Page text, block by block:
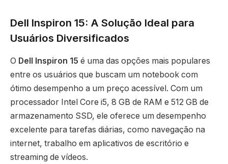
Dell Inspiron 15: A Solução Ideal para
Usuários Diversificados
O Dell Inspiron 15 é uma das opções mais populares
entre os usuários que buscam um notebook com
ótimo desempenho a um preço acessível. Com um
processador Intel Core i5, 8 GB de RAM e 512 GB de
armazenamento SSD, ele oferece um desempenho
excelente para tarefas diárias, como navegação na
internet, trabalho em aplicativos de escritório e
streaming de vídeos.